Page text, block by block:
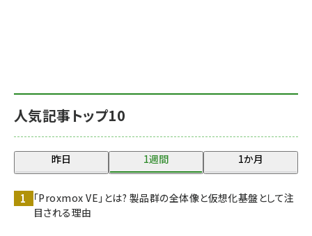
人気記事トップ10
昨日 1週間 1か月
「Proxmox VE」とは? 製品群の全体像と仮想化基盤として注
目される理由